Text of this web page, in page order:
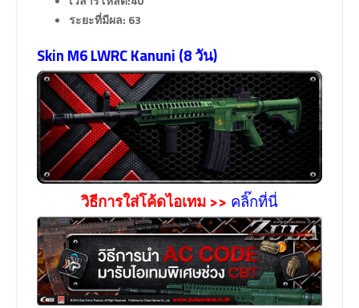
ระยะที่มีผล: 63
Skin M6 LWRC Kanuni (8 วัน)
วิธีการใส่โค้ดไอเทม >> คลิ๊กที่นี่